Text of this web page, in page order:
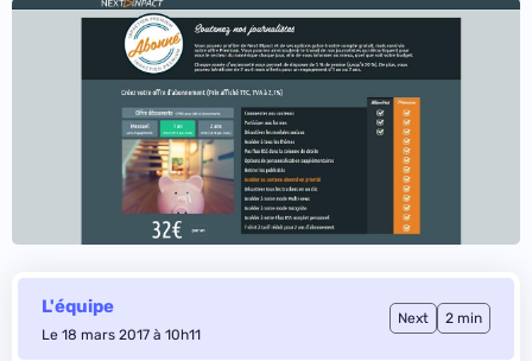
L'équipe
Le 18 mars 2017 à 10h11
Next 2 min